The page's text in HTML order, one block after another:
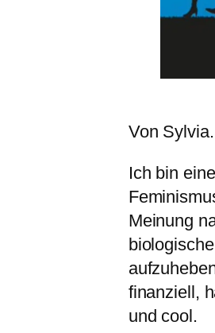
Von
Ich bin
Meinung
finanziell,
und cool.